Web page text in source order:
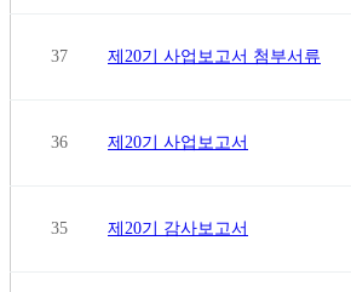
37 제20기 사업보고서 첨부서류
36 제20기 사업보고서
35 제20기 감사보고서